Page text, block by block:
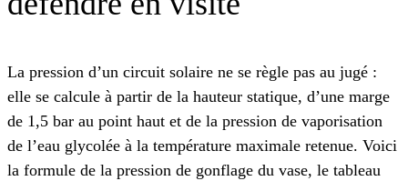
La pression d’un circuit solaire ne se règle pas au jugé :
elle se calcule à partir de la hauteur statique, d’une marge
de 1,5 bar au point haut et de la pression de vaporisation
de l’eau glycolée à la température maximale retenue. Voici
la formule de la pression de gonflage du vase, le tableau